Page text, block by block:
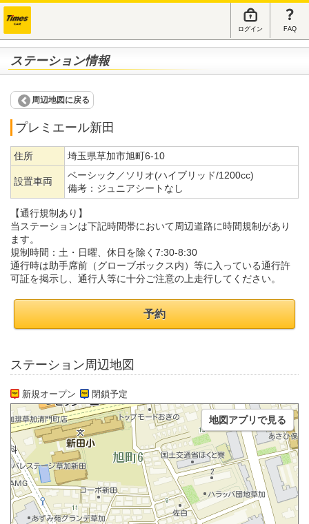
ログイン FAQ
ステーション情報
周辺地図に戻る
プレミエール新田
住所 埼玉県草加市旭町6-10
設置車両
ベーシック／ソリオ(ハイブリッド/1200cc)
備考： ジュニアシートなし
【通行規制あり】
当ステーションは下記時間帯において周辺道路に時間規制があり
ます。
規制時間：土・日曜、休日を除く7:30-8:30
通行時は助手席前（グローブボックス内）等に入っている通行許
可証を掲示し、通行人等に十分ご注意の上走行してください。
予約
ステーション周辺地図
新規オープン 閉鎖予定
地図アプリで見る